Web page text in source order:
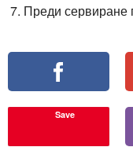
Преди сервиране
Save